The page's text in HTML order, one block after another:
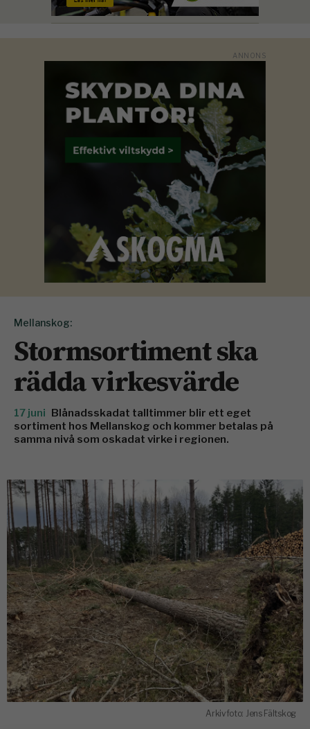
Mellanskog:
Stormsortiment ska
rädda virkesvärde
17 juni Blånadsskadat talltimmer blir ett eget
sortiment hos Mellanskog och kommer betalas på
samma nivå som oskadat virke i regionen.
Arkivfoto: Jens Fältskog